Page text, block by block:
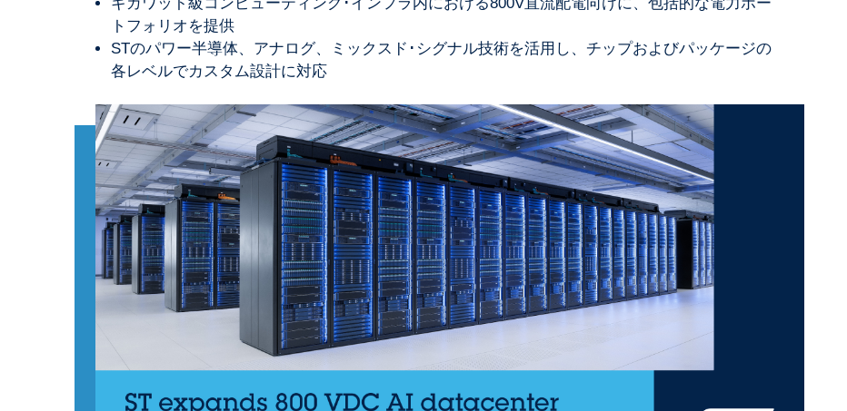
トフォリオを提供
STのパワー半導体、アナログ、ミックスド･シグナル技術を活用し、チップおよびパッケージの
各レベルでカスタム設計に対応